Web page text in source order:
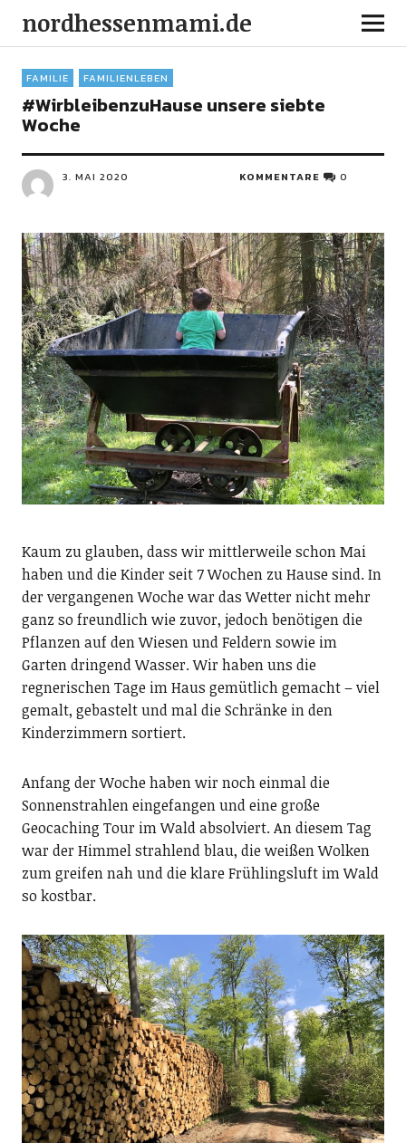
nordhessenmami.de
FAMILIE FAMILIENLEBEN
#WirbleibenzuHause unsere siebte
Woche
3. MAI 2020 KOMMENTARE 0
Kaum zu glauben, dass wir mittlerweile schon Mai
haben und die Kinder seit 7 Wochen zu Hause sind. In
der vergangenen Woche war das Wetter nicht mehr
ganz so freundlich wie zuvor, jedoch benötigen die
Pflanzen auf den Wiesen und Feldern sowie im
Garten dringend Wasser. Wir haben uns die
regnerischen Tage im Haus gemütlich gemacht – viel
gemalt, gebastelt und mal die Schränke in den
Kinderzimmern sortiert.
Anfang der Woche haben wir noch einmal die
Sonnenstrahlen eingefangen und eine große
Geocaching Tour im Wald absolviert. An diesem Tag
war der Himmel strahlend blau, die weißen Wolken
zum greifen nah und die klare Frühlingsluft im Wald
so kostbar.